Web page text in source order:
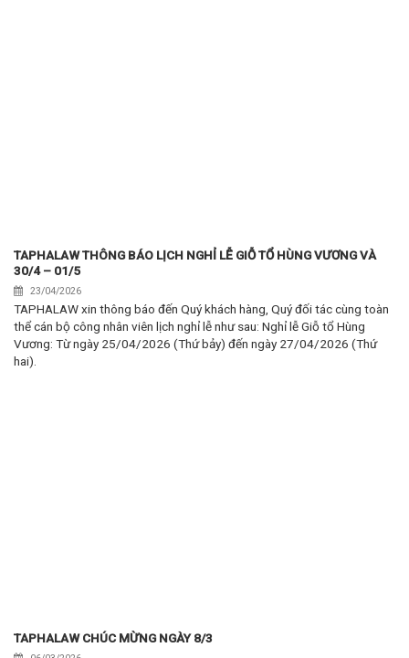
TAPHALAW THÔNG BÁO LỊCH NGHỈ LỄ GIỖ TỔ HÙNG VƯƠNG VÀ
30/4 – 01/5
23/04/2026
TAPHALAW xin thông báo đến Quý khách hàng, Quý đối tác cùng toàn
thể cán bộ công nhân viên lịch nghỉ lễ như sau: Nghỉ lễ Giỗ tổ Hùng
Vương: Từ ngày 25/04/2026 (Thứ bảy) đến ngày 27/04/2026 (Thứ
hai).
TAPHALAW CHÚC MỪNG NGÀY 8/3